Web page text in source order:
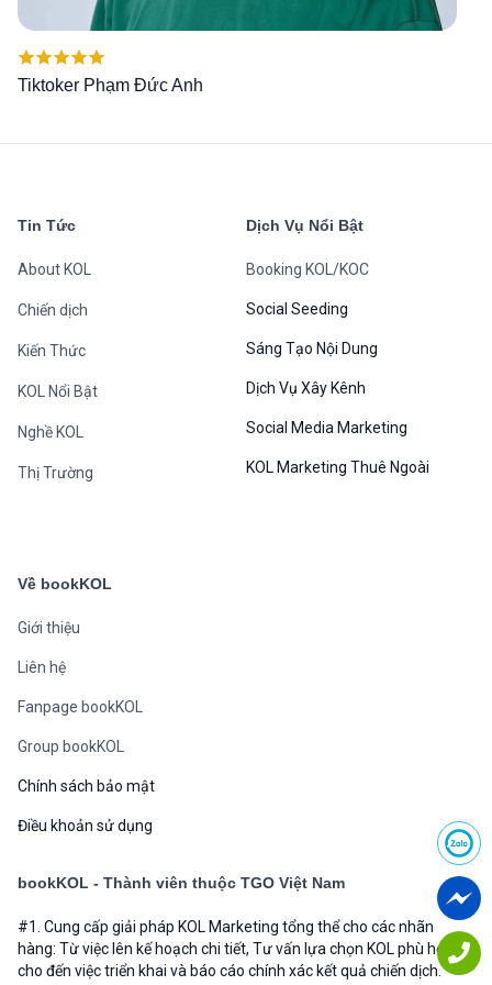
Tiktoker Phạm Đức Anh
Được xếp
Tin Tức
About KOL
Chiến dịch
Kiến Thức
KOL Nổi Bật
Nghề KOL
Thị Trường
Dịch Vụ Nổi Bật
Booking KOL/KOC
Social Seeding
Sáng Tạo Nội Dung
Dịch Vụ Xây Kênh
Social Media Marketing
KOL Marketing Thuê Ngoài
Về bookKOL
Giới thiệu
Liên hệ
Fanpage bookKOL
Group bookKOL
Chính sách bảo mật
Điều khoản sử dụng
bookKOL - Thành viên thuộc TGO Việt Nam
#1. Cung cấp giải pháp KOL Marketing tổng thể cho các nhãn
hàng: Từ việc lên kế hoạch chi tiết, Tư vấn lựa chọn KOL phù hợp
cho đến việc triển khai và báo cáo chính xác kết quả chiến dịch.